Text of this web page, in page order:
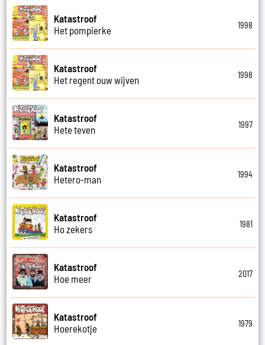
Katastroof
Het pompierke
1998
Katastroof
Het regent ouw wijven
1998
Katastroof
Hete teven
1997
Katastroof
Hetero-man
1994
Katastroof
Ho zekers
1981
Katastroof
Hoe meer
2017
Katastroof
Hoerekotje
1979